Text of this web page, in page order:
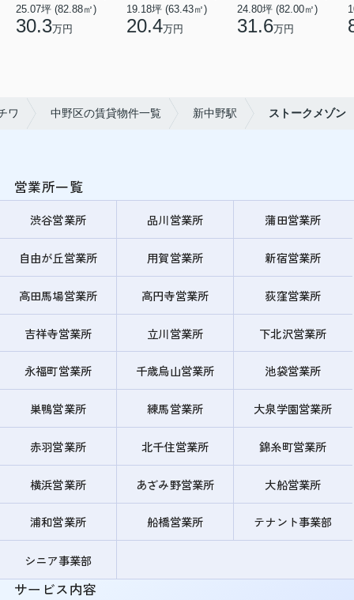
25.07坪 (82.88㎡)
30.3万円
19.18坪 (63.43㎡)
20.4万円
24.80坪 (82.00㎡)
31.6万円
ワ 中野区の賃貸物件一覧 新中野駅 ストークメゾン
営業所一覧
渋谷営業所 品川営業所 蒲田営業所
自由が丘営業所 用賀営業所 新宿営業所
高田馬場営業所 高円寺営業所 荻窪営業所
吉祥寺営業所 立川営業所 下北沢営業所
永福町営業所 千歳烏山営業所 池袋営業所
巣鴨営業所 練馬営業所 大泉学園営業所
赤羽営業所 北千住営業所 錦糸町営業所
横浜営業所 あざみ野営業所 大船営業所
浦和営業所 船橋営業所 テナント事業部
シニア事業部
サービス内容